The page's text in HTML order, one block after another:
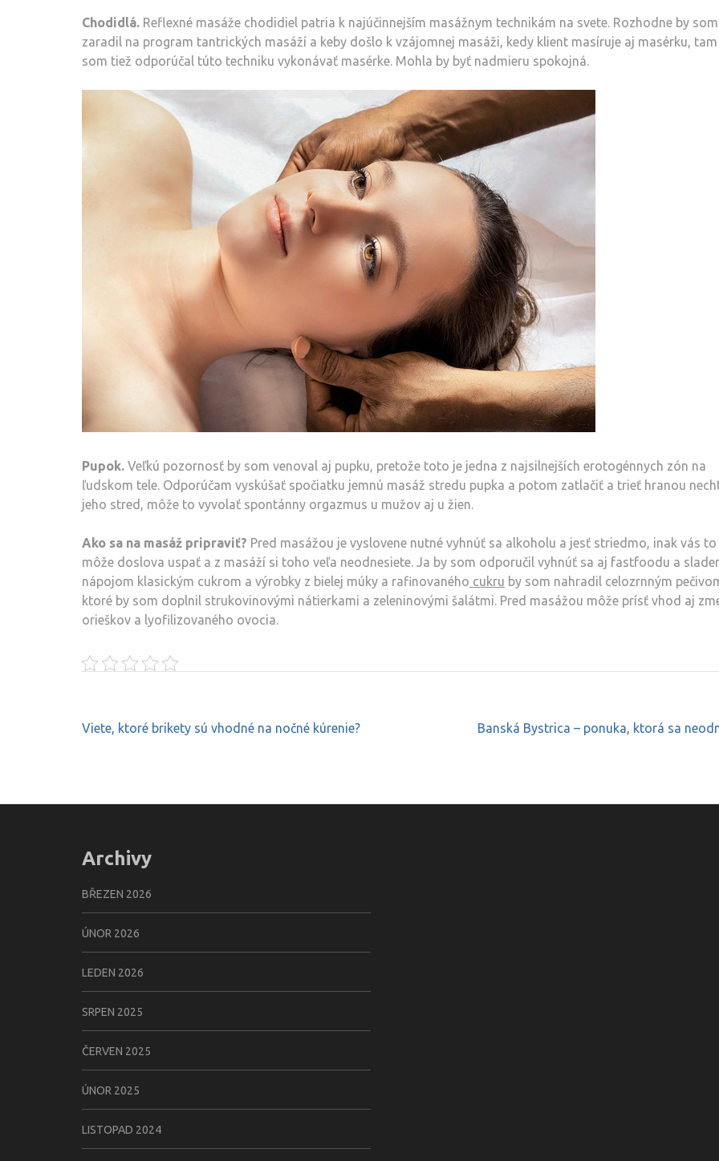
Chodidlá. Reflexné masáže chodidiel patria k najúčinnejším masážnym technikám na svete. Rozhodne by
zaradil na program tantrických masáží a keby došlo k vzájomnej masáži, kedy klient masíruje aj masérku,
som tiež odporúčal túto techniku ​​vykonávať masérke. Mohla by byť nadmieru spokojná.
Pupok. Veľkú pozornosť by som venoval aj pupku, pretože toto je jedna z najsilnejších erotogénnych zón na
ľudskom tele. Odporúčam vyskúšať spočiatku jemnú masáž stredu pupka a potom zatlačiť a trieť hranou
jeho stred, môže to vyvolať spontánny orgazmus u mužov aj u žien.
Ako sa na masáž pripraviť? Pred masážou je vyslovene nutné vyhnúť sa alkoholu a jesť striedmo, inak vás to
môže doslova uspať a z masáží si toho veľa neodnesiete. Ja by som odporučil vyhnúť sa aj fastfoodu a
nápojom klasickým cukrom a výrobky z bielej múky a rafinovaného cukru by som nahradil celozrnným
ktoré by som doplnil strukovinovými nátierkami a zeleninovými šalátmi. Pred masážou môže prísť vhod aj
orieškov a lyofilizovaného ovocia.
Navigace
Viete, ktoré brikety sú vhodné na nočné kúrenie? Banská Bystrica – ponuka, ktorá sa
Archivy
BŘEZEN 2026
ÚNOR 2026
LEDEN 2026
SRPEN 2025
ČERVEN 2025
ÚNOR 2025
LISTOPAD 2024